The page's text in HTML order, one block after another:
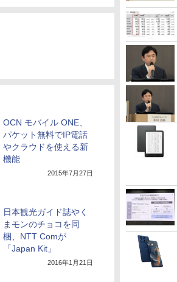
OCN モバイル ONE、
パケット無料でIP電話
やクラウドを使える新
機能
2015年7月27日
日本観光ガイド誌やく
まモンのチョコを同
梱、NTT Comが
「Japan Kit」
2016年1月21日